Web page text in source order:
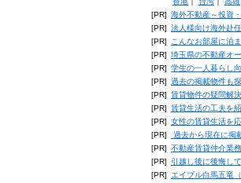
[PR] 海外不動産～投資
[PR] 法人様向け海外赴
[PR]
こんなお部屋に泊
[PR] 埼玉県の不動産オ
[PR] 学生の一人暮らし
[PR] 過去の掲載物件も
[PR] 賃貸物件の疑問解
[PR] 賃貸生活の工夫を
[PR] 女性の賃貸生活を
[PR]
過去から現在に掲
[PR] 不動産賃貸仲介業
[PR]
引越し後に後悔し
[PR] エイブル白馬五竜